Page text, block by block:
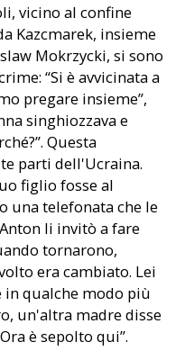
vicino al confine
Kazcmarek, insieme
Mokrzycki, si sono
“Si è avvicinata a
pregare insieme”,
singhiozzava e
Questa
parti dell'Ucraina.
figlio fosse al
una telefonata che le
li invitò a fare
tornarono,
era cambiato. Lei
qualche modo più
un'altra madre disse
è sepolto qui”.